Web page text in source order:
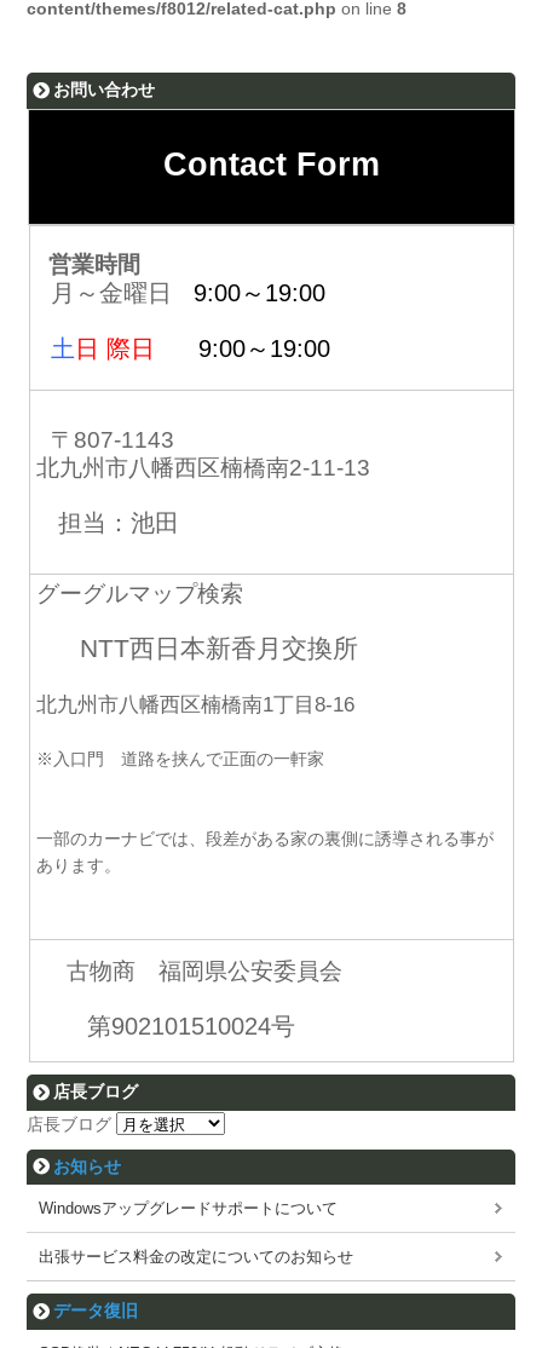
content/themes/f8012/related-cat.php on line8
お問い合わせ
Contact Form
営業時間
月～金曜日 9:00～19:00
土 日 際日 9:00～19:00
〒807-1143
北九州市八幡西区楠橋南2-11-13
担当：池田
グーグルマップ検索
NTT西日本新香月交換所
北九州市八幡西区楠橋南1丁目8-16
※入口門 道路を挟んで正面の一軒家
一部のカーナビでは、段差がある家の裏側に誘導される事が
あります。
古物商 福岡県公安委員会
第902101510024号
店長ブログ
店長ブログ
お知らせ
Windowsアップグレードサポートについて
出張サービス料金の改定についてのお知らせ
データ復旧